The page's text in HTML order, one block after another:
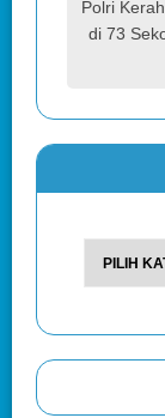
Polri
di 73